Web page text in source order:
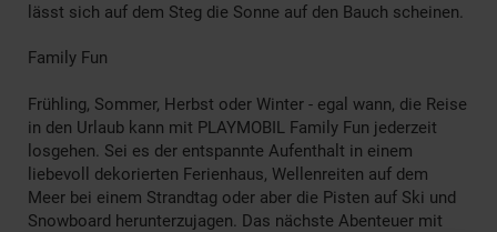
lässt sich auf dem Steg die Sonne auf den Bauch scheinen.
Family Fun
Frühling, Sommer, Herbst oder Winter - egal wann, die Reise
in den Urlaub kann mit PLAYMOBIL Family Fun jederzeit
losgehen. Sei es der entspannte Aufenthalt in einem
liebevoll dekorierten Ferienhaus, Wellenreiten auf dem
Meer bei einem Strandtag oder aber die Pisten auf Ski und
Snowboard herunterzujagen. Das nächste Abenteuer mit